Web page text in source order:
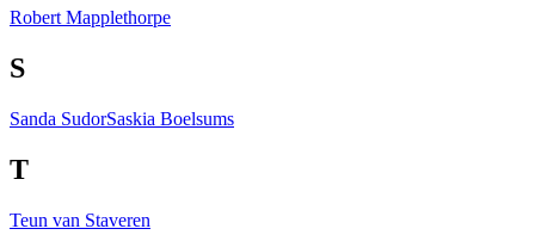
Robert Mapplethorpe
S
Sanda SudorSaskia Boelsums
T
Teun van Staveren